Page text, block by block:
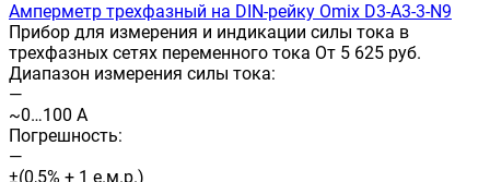
Амперметр трехфазный на DIN-рейку Omix D3-A3-3-N9
Прибор для измерения и индикации силы тока в
трехфазных сетях переменного тока От 5 625 руб.
Диапазон измерения силы тока:
—
~0…100 А
Погрешность:
—
±(0,5% + 1 е.м.р.)